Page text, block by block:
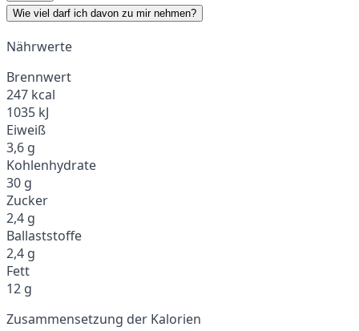
Wie viel darf ich davon zu mir nehmen?
Nährwerte
Brennwert
247 kcal
1035 kJ
Eiweiß
3,6 g
Kohlenhydrate
30 g
Zucker
2,4 g
Ballaststoffe
2,4 g
Fett
12 g
Zusammensetzung der Kalorien